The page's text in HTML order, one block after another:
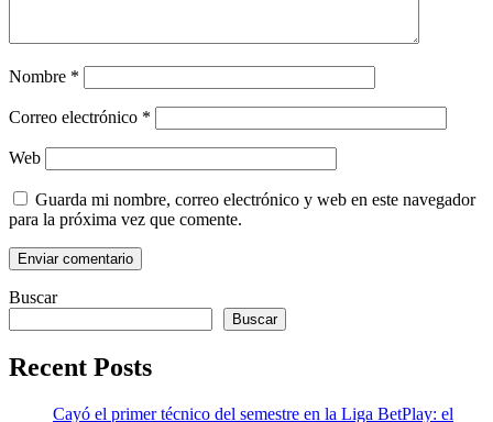
Nombre *
Correo electrónico *
Web
Guarda mi nombre, correo electrónico y web en este navegador
para la próxima vez que comente.
Buscar
Buscar
Recent Posts
Cayó el primer técnico del semestre en la Liga BetPlay: el